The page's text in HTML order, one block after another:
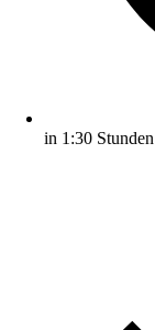
in 1:30